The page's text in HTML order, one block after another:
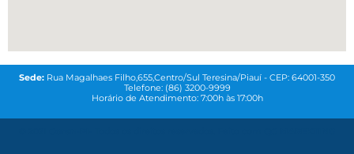
Sede: Rua Magalhaes Filho,655,Centro/Sul Teresina/Piauí - CEP: 64001-350
Telefone: (86) 3200-9999
Horário de Atendimento: 7:00h às 17:00h